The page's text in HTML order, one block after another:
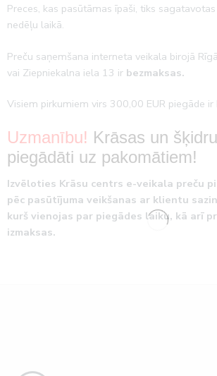
Preces, kas pasūtāmas īpaši, tiks
nedēļu laikā.
Preču saņemšana interneta veikala birojā
vai Ziepniekalna iela 13 ir bezmaksas.
Visiem pirkumiem virs 300,00 EUR piegāde ir
Uzmanību! Krāsas un
piegādāti uz pakomātiem!
Izvēloties Krāsu centrs e-veikala preču
pēc pasūtījuma veikšanas ar klientu
kurš vienojas par piegādes laiku, kā arī
izmaksas.